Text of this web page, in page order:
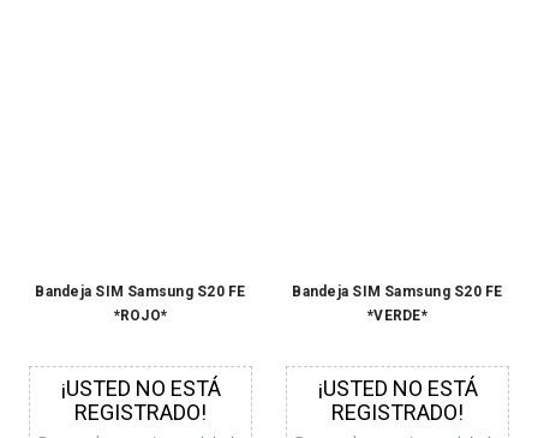
Bandeja SIM Samsung S20 FE
*ROJO*
¡USTED NO ESTÁ
REGISTRADO!
Bandeja SIM Samsung S20 FE
*VERDE*
¡USTED NO ESTÁ
REGISTRADO!